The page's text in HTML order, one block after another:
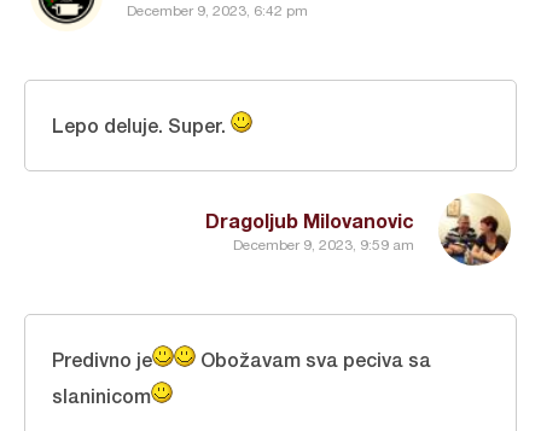
December 9, 2023, 6:42 pm
Dragoljub Milovanovic
December 9, 2023, 9:59 am
Lepo deluje. Super.
Predivno je
Obožavam sva peciva sa
slaninicom